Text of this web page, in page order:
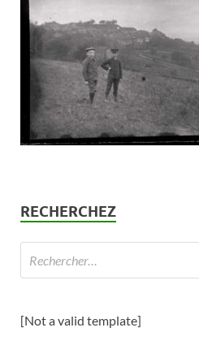
RECHERCHEZ
[Not a valid template]